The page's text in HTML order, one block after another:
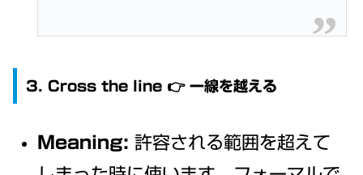
3. Cross the line 👉 一線を越える
Meaning: 許容される範囲を超えて